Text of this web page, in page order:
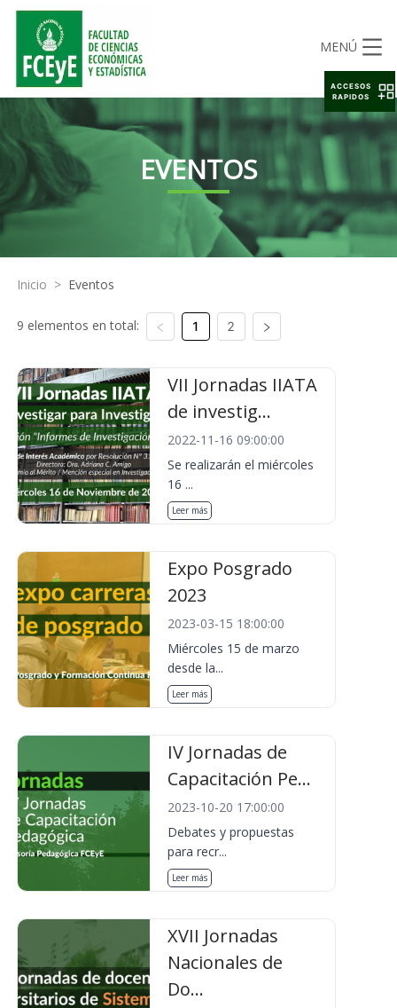
MENÚ
EVENTOS
Inicio > Eventos
9 elementos en total: 1 2
VII Jornadas IIATA
de investig...
2022-11-16 09:00:00
Se realizarán el miércoles
16 ...
Leer más
Expo Posgrado
2023
2023-03-15 18:00:00
Miércoles 15 de marzo
desde la...
Leer más
IV Jornadas de
Capacitación Pe...
2023-10-20 17:00:00
Debates y propuestas
para recr...
Leer más
XVII Jornadas
Nacionales de
Do...
ACCESOS
RAPIDOS